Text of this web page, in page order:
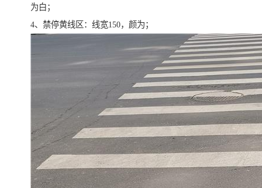
为白；
4、禁停黄线区：线宽150，颜为；